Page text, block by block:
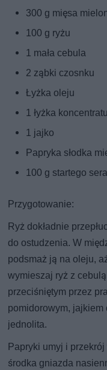
300 g mięsa
100 g ryżu
1 mała cebula
2 ząbki czosnku
Łyżka oleju
1 łyżka
1 jajko
Papryka słodka
100 g startego
Przygotowanie:
Ryż dokładnie
do ostudzenia. W
podsmaż ją na oleju,
wymieszaj ryż z
przeciśniętym przez
pomidorowym, jajkiem
jednolita.
Papryki umyj i przekrój
środka gniazda